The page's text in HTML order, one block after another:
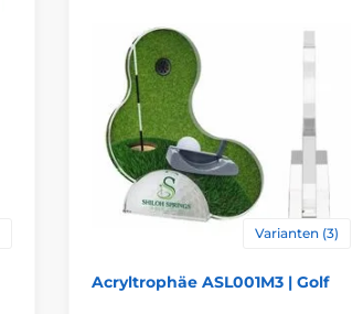
Varianten (3)
Acryltrophäe ASL001M3 | Golf